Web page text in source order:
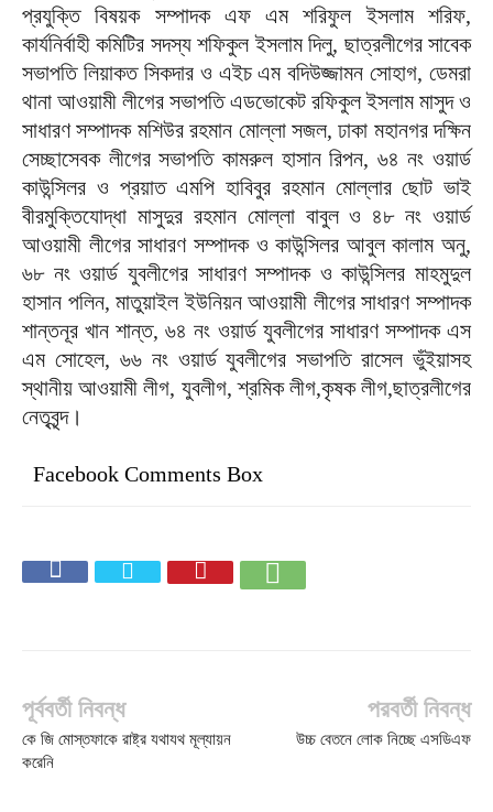
প্রযুক্তি বিষয়ক সম্পাদক এফ এম শরিফুল ইসলাম শরিফ,
কার্যনির্বাহী কমিটির সদস্য শফিকুল ইসলাম দিলু, ছাত্রলীগের সাবেক
সভাপতি লিয়াকত সিকদার ও এইচ এম বদিউজ্জামন সোহাগ, ডেমরা
থানা আওয়ামী লীগের সভাপতি এডভোকেট রফিকুল ইসলাম মাসুদ ও
সাধারণ সম্পাদক মশিউর রহমান মোল্লা সজল, ঢাকা মহানগর দক্ষিন
সেচ্ছাসেবক লীগের সভাপতি কামরুল হাসান রিপন, ৬৪ নং ওয়ার্ড
কাউন্সিলর ও প্রয়াত এমপি হাবিবুর রহমান মোল্লার ছোট ভাই
বীরমুক্তিযোদ্ধা মাসুদুর রহমান মোল্লা বাবুল ও ৪৮ নং ওয়ার্ড
আওয়ামী লীগের সাধারণ সম্পাদক ও কাউন্সিলর আবুল কালাম অনু,
৬৮ নং ওয়ার্ড যুবলীগের সাধারণ সম্পাদক ও কাউন্সিলর মাহমুদুল
হাসান পলিন, মাতুয়াইল ইউনিয়ন আওয়ামী লীগের সাধারণ সম্পাদক
শান্তনূর খান শান্ত, ৬৪ নং ওয়ার্ড যুবলীগের সাধারণ সম্পাদক এস
এম সোহেল, ৬৬ নং ওয়ার্ড যুবলীগের সভাপতি রাসেল ভুঁইয়াসহ
স্থানীয় আওয়ামী লীগ, যুবলীগ, শ্রমিক লীগ,কৃষক লীগ,ছাত্রলীগের
নেতৃবৃন্দ।
Facebook Comments Box
পূর্ববর্তী নিবন্ধ
কে জি মোস্তফাকে রাষ্ট্র যথাযথ মূল্যায়ন
করেনি
পরবর্তী নিবন্ধ
উচ্চ বেতনে লোক নিচ্ছে এসডিএফ